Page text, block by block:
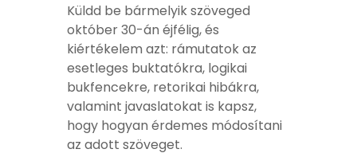
Küldd be bármelyik szöveged
október 30-án éjfélig, és
kiértékelem azt: rámutatok az
esetleges buktatókra, logikai
bukfencekre, retorikai hibákra,
valamint javaslatokat is kapsz,
hogy hogyan érdemes módosítani
az adott szöveget.